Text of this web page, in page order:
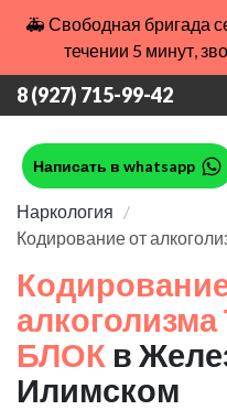
🚑 Свободная бригада
течении 5 минут,
8 (927) 715-99-42
Написать в whatsapp
Наркология
Кодирование от
БЛОК в
Илимском